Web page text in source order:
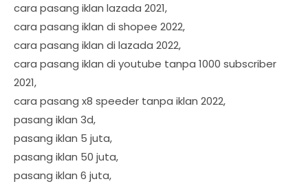
cara pasang iklan lazada 2021,
cara pasang iklan di shopee 2022,
cara pasang iklan di lazada 2022,
cara pasang iklan di youtube tanpa 1000 subscriber
2021,
cara pasang x8 speeder tanpa iklan 2022,
pasang iklan 3d,
pasang iklan 5 juta,
pasang iklan 50 juta,
pasang iklan 6 juta,